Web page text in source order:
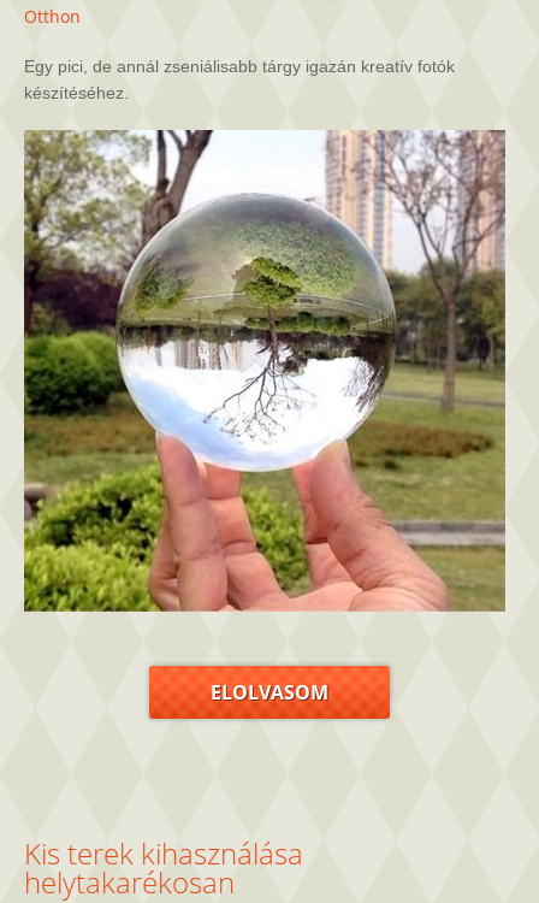
Otthon
Egy pici, de annál zseniálisabb tárgy igazán kreatív fotók
készítéséhez.
ELOLVASOM
Kis terek kihasználása
helytakarékosan